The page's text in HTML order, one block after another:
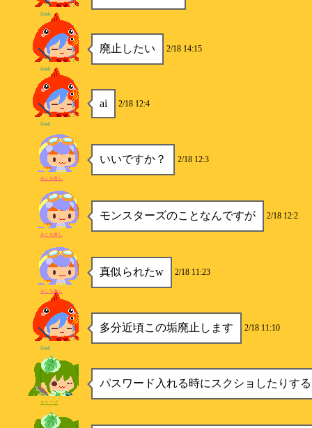
Noah
廃止したい 2/18 14:15
Noah
ai 2/18 12:4
Noah
いいですか？ 2/18 12:3
みこち推し
モンスターズのことなんですが 2/18 12:2
みこち推し
真似られたw 2/18 11:23
みこち推し
多分近頃この垢廃止します 2/18 11:10
Noah
パスワード入れる時にスクショしたりす
オリーブ